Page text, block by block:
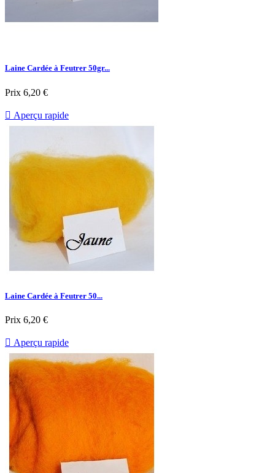
Laine Cardée à Feutrer 50gr...
Prix 6,20 €
 Aperçu rapide
Laine Cardée à Feutrer 50...
Prix 6,20 €
 Aperçu rapide